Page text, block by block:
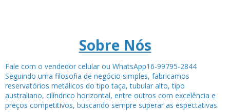
Sobre Nós
Fale com o vendedor celular ou WhatsApp16-99795-2844
Seguindo uma filosofia de negócio simples, fabricamos
reservatórios metálicos do tipo taça, tubular alto, tipo
australiano, cilíndrico horizontal, entre outros com excelência e
preços competitivos, buscando sempre superar as espectativas